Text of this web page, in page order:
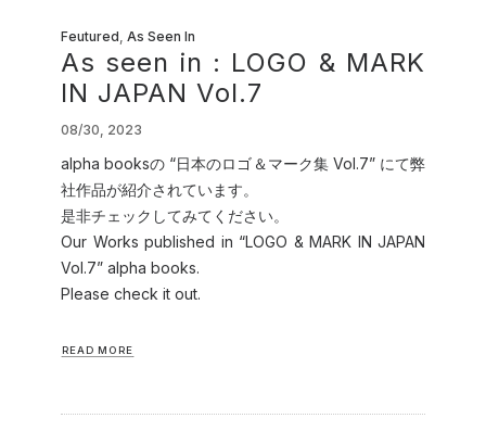
Feutured, As Seen In
As seen in : LOGO & MARK
IN JAPAN Vol.7
08/30, 2023
alpha booksの “日本のロゴ＆マーク集 Vol.7” にて弊
社作品が紹介されています。
是非チェックしてみてください。
Our Works published in “LOGO & MARK IN JAPAN
Vol.7” alpha books.
Please check it out.
READ MORE